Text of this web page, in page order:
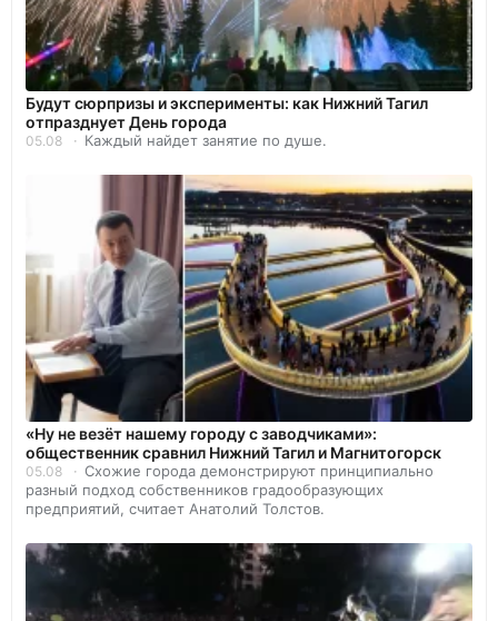
Будут сюрпризы и эксперименты: как Нижний Тагил
отпразднует День города
05.08 Каждый найдет занятие по душе.
«Ну не везёт нашему городу с заводчиками»:
общественник сравнил Нижний Тагил и Магнитогорск
05.08
Схожие города демонстрируют принципиально
разный подход собственников градообразующих
предприятий, считает Анатолий Толстов.